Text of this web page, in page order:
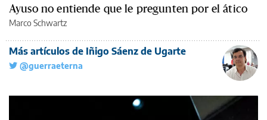
Ayuso no entiende que le pregunten por el ático
Marco Schwartz
Más artículos de Iñigo Sáenz de Ugarte
@guerraeterna